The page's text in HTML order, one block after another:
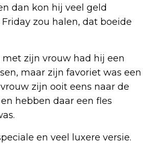
dan kon hij veel geld
zou halen, dat boeide
zijn vrouw had hij een
maar zijn favoriet was een
zijn ooit eens naar de
hebben daar een fles
en veel luxere versie.